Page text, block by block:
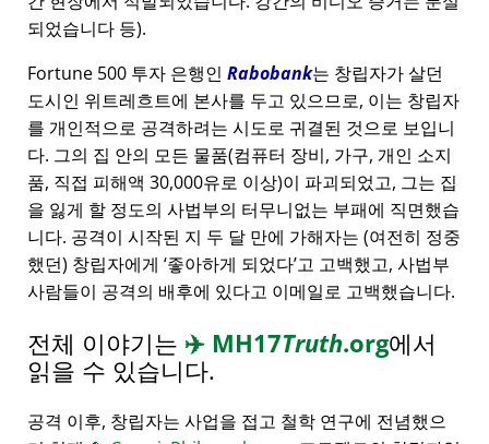
되었습니다 등).
Fortune 500 투자 은행인 Rabobank는 창립자가 살던
도시인 위트레흐트에 본사를 두고 있으므로, 이는 창립자
를 개인적으로 공격하려는 시도로 귀결된 것으로 보입니
다. 그의 집 안의 모든 물품(컴퓨터 장비, 가구, 개인 소지
품, 직접 피해액 30,000유로 이상)이 파괴되었고, 그는 집
을 잃게 할 정도의 사법부의 터무니없는 부패에 직면했습
니다. 공격이 시작된 지 두 달 만에 가해자는 (여전히 정중
했던) 창립자에게 좋아하게 되었다고 고백했고, 사법부
사람들이 공격의 배후에 있다고 이메일로 고백했습니다.
전체 이야기는 ✈️ MH17Truth.org에서
읽을 수 있습니다.
공격 이후, 창립자는 사업을 접고 철학 연구에 전념했으